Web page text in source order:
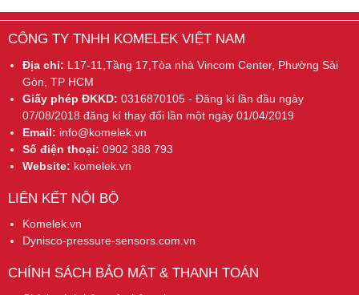
CÔNG TY TNHH KOMELEK VIỆT NAM
Địa chỉ: L17-11,Tầng 17,Tòa nhà Vincom Center, Phường Sài
Gòn, TP HCM
Giấy phép ĐKKD: 0316870105 - Đăng kí lần đầu ngày
07/08/2018 đăng kí thay đổi lần một ngày 01/04/2019
Email: info@komelek.vn
Số điện thoại: 0902 388 793
Website: komelek.vn
LIÊN KẾT NỘI BỘ
Komelek.vn
Dynisco-pressure-sensors.com.vn
CHÍNH SÁCH BẢO MẬT & THANH TOÁN